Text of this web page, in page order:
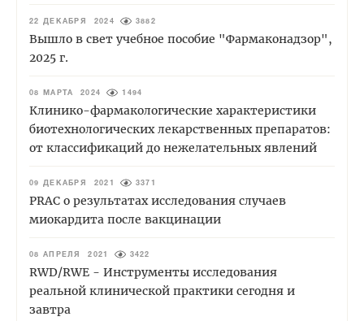
22 ДЕКАБРЯ 2024 3882
Вышло в свет учебное пособие "Фармаконадзор",
2025 г.
08 МАРТА 2024 1494
Клинико-фармакологические характеристики
биотехнологических лекарственных препаратов:
от классификаций до нежелательных явлений
09 ДЕКАБРЯ 2021 3371
PRAC о результатах исследования случаев
миокардита после вакцинации
08 АПРЕЛЯ 2021 3422
RWD/RWE - Инструменты исследования
реальной клинической практики сегодня и
завтра